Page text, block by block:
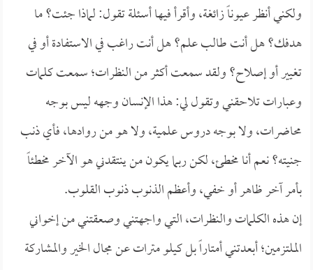
ولكني أنظر عيوناً زائغة، وأقرأ فيها أسئلة تقول: لماذا جئت؟ ما
هدفك؟ هل أنت طالب علم؟ هل أنت راغب في الاستفادة أو في
تغيير أو إصلاح؟ ولقد سمعت أكثر من النظرات؛ سمعت كلمات
وعبارات تلاحقني وتقول لي: هذا الإنسان وجهه ليس بوجه
محاضرات، ولا بوجه دروس علمية، ولا هو من روادها، فأي ذنب
جنيته؟ نعم أنا مخطئ، لكن ربما يكون من ينتقدني هو الآخر مخطئاً
بأمر آخر ظاهر أو خفي، وأعظم الذنوب ذنوب القلوب.
إن هذه الكلمات والنظرات، التي واجهتني وصعقتني من إخواني
الملتزمين؛ أبعدتني أمتاراً بل كيلو مترات عن مجال الخير والمشاركة